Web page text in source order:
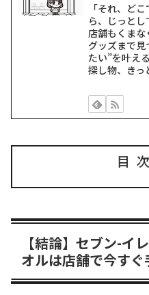
「それ、ど
ら、じっと
店舗もくまな
グッズまで
たい”を叶え
探し物、きっ
目次
【結論】セブン-イ
オルは店舗で今すぐ